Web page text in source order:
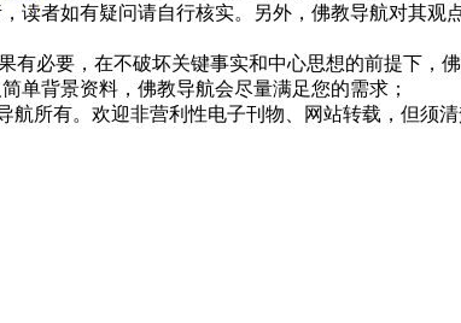
读者如有疑问请自行核实。另外，佛教导航对其
必要，在不破坏关键事实和中心思想的前提下，
单背景资料，佛教导航会尽量满足您的需求；
所有。欢迎非营利性电子刊物、网站转载，但须清